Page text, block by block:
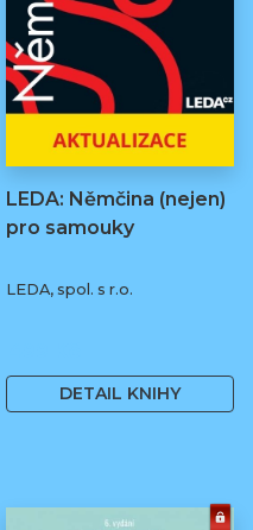
LEDA: Němčina (nejen)
pro samouky
LEDA, spol. s r.o.
DETAIL KNIHY